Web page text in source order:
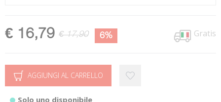
€ 16,79 € 17,90 6% Gratis
AGGIUNGI AL CARRELLO
Solo uno disponibile